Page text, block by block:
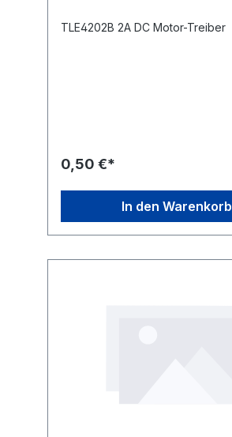
TLE4202B 2A DC Motor-Treiber
0,50 €*
In den Warenkorb